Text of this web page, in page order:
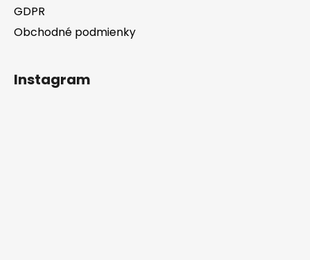
GDPR
Obchodné podmienky
Instagram